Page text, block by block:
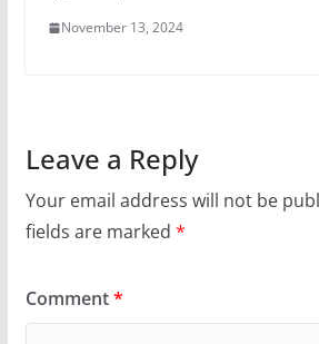
November 13, 2024
Leave a Reply
Your email address will not be
fields are marked *
Comment*